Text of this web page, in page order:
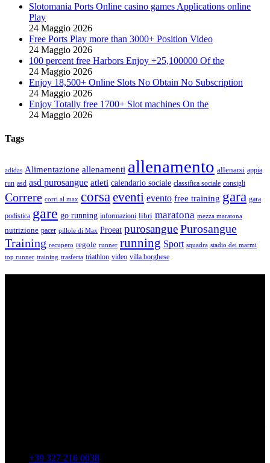
Slotomania Ports Online casino games Applications online
Play
24 Maggio 2026
Free Ports Play more than 3000+ Position Video
24 Maggio 2026
100 percent free Harbors Enjoy +25,100000 Of the
24 Maggio 2026
Enjoy 18,500+ Online Slots No Obtain No Subscription
24 Maggio 2026
Enjoy Totally free 1700+ Slot machines On the
24 Maggio 2026
Tags
adidas Alimentazione allenamenti allenamento allenarsi appia
run asd asd purosangue atleti calendario sociale classifica sociale consigli
Correre corri al max corsa eventi evento free training gara gara
podistica gare go running informazioni libri maratona mezza maratona
nutrizione pacer pillole di Max Proeat purosanguePurosangue
Training recupero regole runner running Sport squadra stadio dei marmi
top runner training trasferta triathlon video villa borghese
+39 327 216 0038